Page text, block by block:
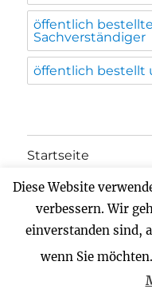
öffentlich
Sachverständiger
öffentlich bestellt
Startseite
Bauschäden
Beweissicherung
Diese Website
verbessern. Wir
einverstanden sind,
wenn Sie möchten.